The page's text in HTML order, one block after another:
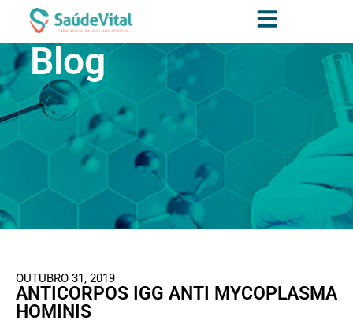
Blog
OUTUBRO 31, 2019
ANTICORPOS IGG ANTI MYCOPLASMA
HOMINIS